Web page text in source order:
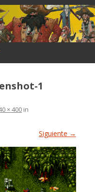
1
× 400 in
Siguiente →